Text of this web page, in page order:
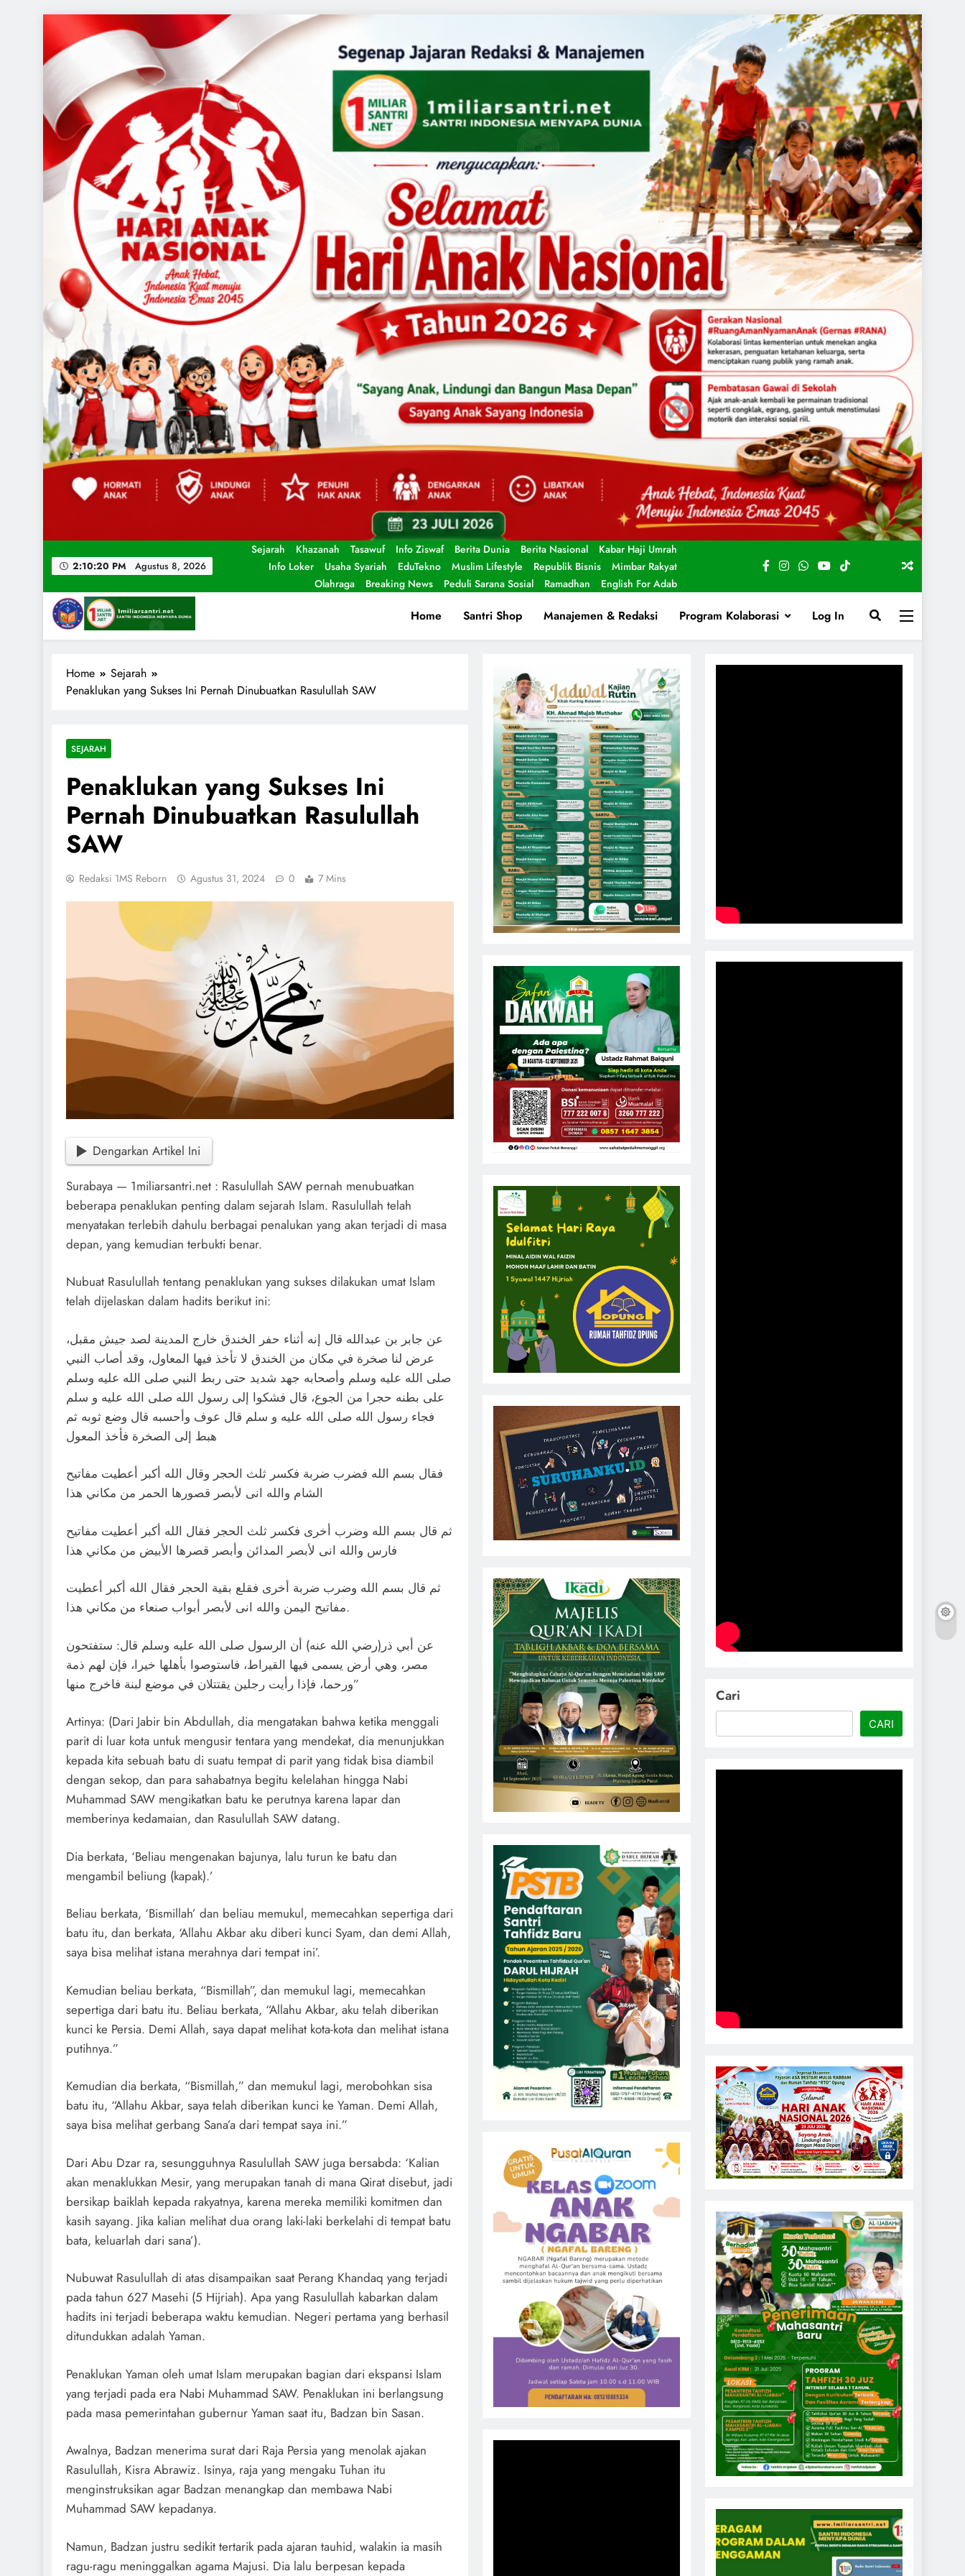
2:10:21 PM Agustus 8, 2026
Sejarah Khazanah Tasawuf Info Ziswaf Berita Dunia Berita Nasional
Kabar Haji Umrah
Info Loker
Usaha Syariah EduTekno Muslim Lifestyle Republik Bisnis
Mimbar Rakyat
Olahraga
Breaking News Peduli Sarana Sosial Ramadhan English For Adab
1miliarsantri.net
Home Santri Shop Manajemen & Redaksi Program Kolaborasi Log In
Home
Sejarah
Penaklukan yang Sukses Ini Pernah Dinubuatkan Rasulullah SAW
SEJARAH
Penaklukan yang Sukses Ini
Pernah Dinubuatkan Rasulullah
SAW
Redaksi 1MS Reborn Agustus 31, 2024 0 7 Mins
Dengarkan Artikel Ini
Surabaya — 1miliarsantri.net : Rasulullah SAW pernah menubuatkan
beberapa penaklukan penting dalam sejarah Islam. Rasulullah telah
menyatakan terlebih dahulu berbagai penalukan yang akan terjadi di masa
depan, yang kemudian terbukti benar.
Nubuat Rasulullah tentang penaklukan yang sukses dilakukan umat Islam
telah dijelaskan dalam hadits berikut ini:
عن جابر بن عبدالله قال إنه أثناء حفر الخندق خارج المدينة لصد جيش مقبل،
عرض لنا صخرة في مكان من الخندق لا تأخذ فيها المعاول، وقد أصاب النبي
صلى الله عليه وسلم وأصحابه جهد شديد حتى ربط النبي صلى الله عليه وسلم
على بطنه حجرا من الجوع، قال فشكوا إلى رسول الله صلى الله عليه و سلم
فجاء رسول الله صلى الله عليه و سلم قال عوف وأحسبه قال وضع ثوبه ثم
هبط إلى الصخرة فأخذ المعول
فقال بسم الله فضرب ضربة فكسر ثلث الحجر وقال الله أكبر أعطيت مفاتيح
الشام والله انى لأبصر قصورها الحمر من مكاني هذا
ثم قال بسم الله وضرب أخرى فكسر ثلث الحجر فقال الله أكبر أعطيت مفاتيح
فارس والله انى لأبصر المدائن وأبصر قصرها الأبيض من مكاني هذا
ثم قال بسم الله وضرب ضربة أخرى فقلع بقية الحجر فقال الله أكبر أعطيت
مفاتيح اليمن والله انى لأبصر أبواب صنعاء من مكاني هذا.
عن أبي ذر(رضي الله عنه) أن الرسول صلى الله عليه وسلم قال: ستفتحون
مصر، وهي أرض يسمى فيها القيراط، فاستوصوا بأهلها خيرا، فإن لهم ذمة
ورحما، فإذا رأيت رجلين يقتتلان في موضع لبنة فاخرج منها”
Artinya: (Dari Jabir bin Abdullah, dia mengatakan bahwa ketika menggali
parit di luar kota untuk mengusir tentara yang mendekat, dia menunjukkan
kepada kita sebuah batu di suatu tempat di parit yang tidak bisa diambil
dengan sekop, dan para sahabatnya begitu kelelahan hingga Nabi
Muhammad SAW mengikatkan batu ke perutnya karena lapar dan
memberinya kedamaian, dan Rasulullah SAW datang.
Dia berkata, ‘Beliau mengenakan bajunya, lalu turun ke batu dan
mengambil beliung (kapak).’
Beliau berkata, ‘Bismillah’ dan beliau memukul, memecahkan sepertiga dari
batu itu, dan berkata, ‘Allahu Akbar aku diberi kunci Syam, dan demi Allah,
saya bisa melihat istana merahnya dari tempat ini’.
Kemudian beliau berkata, “Bismillah”, dan memukul lagi, memecahkan
sepertiga dari batu itu. Beliau berkata, “Allahu Akbar, aku telah diberikan
kunci ke Persia. Demi Allah, saya dapat melihat kota-kota dan melihat istana
putihnya.”
Kemudian dia berkata, “Bismillah,” dan memukul lagi, merobohkan sisa
batu itu, “Allahu Akbar, saya telah diberikan kunci ke Yaman. Demi Allah,
saya bisa melihat gerbang Sana’a dari tempat saya ini.”
Dari Abu Dzar ra, sesungguhnya Rasulullah SAW juga bersabda: ‘Kalian
akan menaklukkan Mesir, yang merupakan tanah di mana Qirat disebut, jadi
bersikap baiklah kepada rakyatnya, karena mereka memiliki komitmen dan
kasih sayang. Jika kalian melihat dua orang laki-laki berkelahi di tempat batu
bata, keluarlah dari sana’).
Nubuwat Rasulullah di atas disampaikan saat Perang Khandaq yang terjadi
pada tahun 627 Masehi (5 Hijriah). Apa yang Rasulullah kabarkan dalam
hadits ini terjadi beberapa waktu kemudian. Negeri pertama yang berhasil
ditundukkan adalah Yaman.
Penaklukan Yaman oleh umat Islam merupakan bagian dari ekspansi Islam
yang terjadi pada era Nabi Muhammad SAW. Penaklukan ini berlangsung
pada masa pemerintahan gubernur Yaman saat itu, Badzan bin Sasan.
Awalnya, Badzan menerima surat dari Raja Persia yang menolak ajakan
Rasulullah, Kisra Abrawiz. Isinya, raja yang mengaku Tuhan itu
menginstruksikan agar Badzan menangkap dan membawa Nabi
Muhammad SAW kepadanya.
Namun, Badzan justru sedikit tertarik pada ajaran tauhid, walakin ia masih
ragu-ragu meninggalkan agama Majusi. Dia lalu berpesan kepada
Cari
CARI